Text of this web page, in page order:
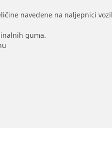
navedene na naljepnici
guma.